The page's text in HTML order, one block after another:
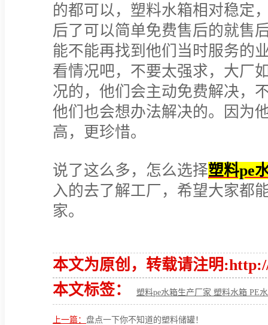
的都可以，塑料水箱相对稳定
后了可以简单免费售后的就售
能不能再找到他们当时服务的
看情况吧，不要太强求，大厂
况的，他们会主动免费解决，
他们也会想办法解决的。因为
高，更珍惜。
说了这么多，怎么选择塑料pe
入的去了解工厂，希望大家都
家。
本文为原创，转载请注明
本文标签：
塑料pe水箱生产厂家 塑料水箱 PE
上一篇： 盘点一下你不知道的塑料储罐！